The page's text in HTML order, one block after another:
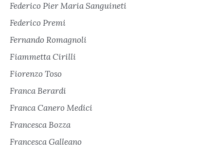
Federico Pier Maria Sanguineti
Federico Premi
Fernando Romagnoli
Fiammetta Cirilli
Fiorenzo Toso
Franca Berardi
Franca Canero Medici
Francesca Bozza
Francesca Galleano